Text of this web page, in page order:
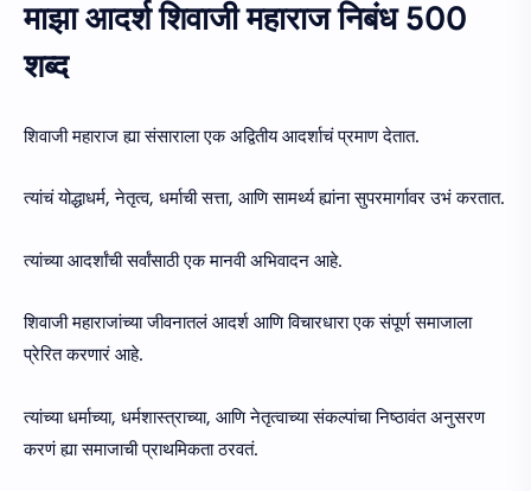
माझा आदर्श शिवाजी महाराज निबंध 500
शब्द
शिवाजी महाराज ह्या संसाराला एक अद्वितीय आदर्शाचं प्रमाण देतात.
त्यांचं योद्धाधर्म, नेतृत्व, धर्माची सत्ता, आणि सामर्थ्य ह्यांना सुपरमार्गावर उभं करतात.
त्यांच्या आदर्शांची सर्वांसाठी एक मानवी अभिवादन आहे.
शिवाजी महाराजांच्या जीवनातलं आदर्श आणि विचारधारा एक संपूर्ण समाजाला
प्रेरित करणारं आहे.
त्यांच्या धर्माच्या, धर्मशास्त्राच्या, आणि नेतृत्वाच्या संकल्पांचा निष्ठावंत अनुसरण
करणं ह्या समाजाची प्राथमिकता ठरवतं.